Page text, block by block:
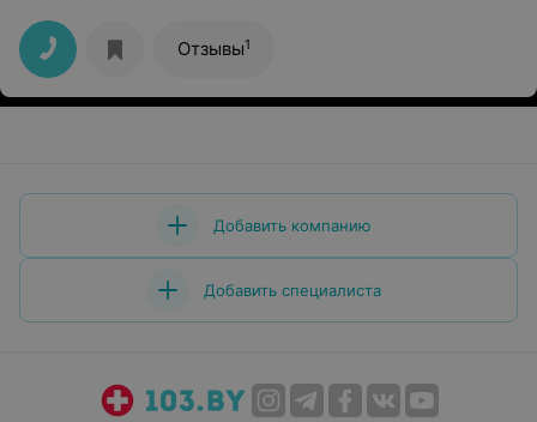
Отзывы1
Добавить компанию
Добавить специалиста